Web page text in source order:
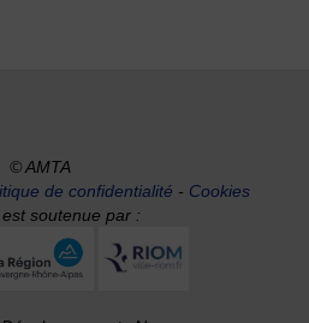
© AMTA
de confidentialité - Cookies
est soutenue par :